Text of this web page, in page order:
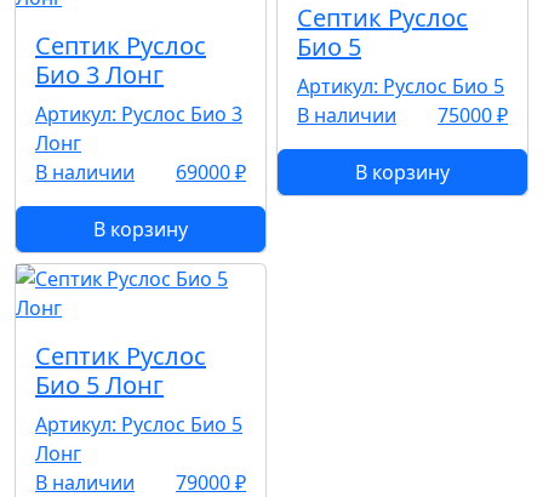
Септик Руслос
Био 3 Лонг
Артикул: Руслос Био 3
Лонг
В наличии
69000 ₽
В корзину
Септик Руслос
Био 5
Артикул: Руслос Био 5
В наличии
75000 ₽
В корзину
Септик Руслос
Био 5 Лонг
Артикул: Руслос Био 5
Лонг
В наличии
79000 ₽